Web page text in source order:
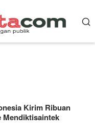
Kirim Ribuan
Mendiktisaintek